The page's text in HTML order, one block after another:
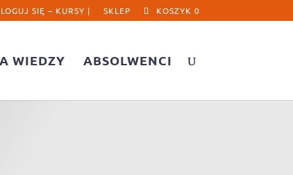
SIĘ – KURSY | SKLEP KOSZYK 0
WIEDZY ABSOLWENCI